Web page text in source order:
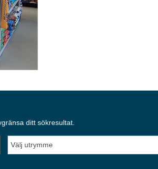
ditt sökresultat.
Välj utrymme